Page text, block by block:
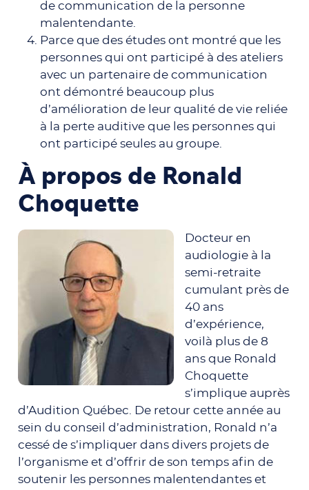
de communication de la personne
malentendante.
Parce que des études ont montré que les
personnes qui ont participé à des ateliers
avec un partenaire de communication
ont démontré beaucoup plus
d’amélioration de leur qualité de vie reliée
à la perte auditive que les personnes qui
ont participé seules au groupe.
À propos de Ronald
Choquette
Docteur en
audiologie à la
semi-retraite
cumulant près de
40 ans
d’expérience,
voilà plus de 8
ans que Ronald
Choquette
s’implique auprès
d’Audition Québec. De retour cette année au
sein du conseil d’administration, Ronald n’a
cessé de s’impliquer dans divers projets de
l’organisme et d’offrir de son temps afin de
soutenir les personnes malentendantes et